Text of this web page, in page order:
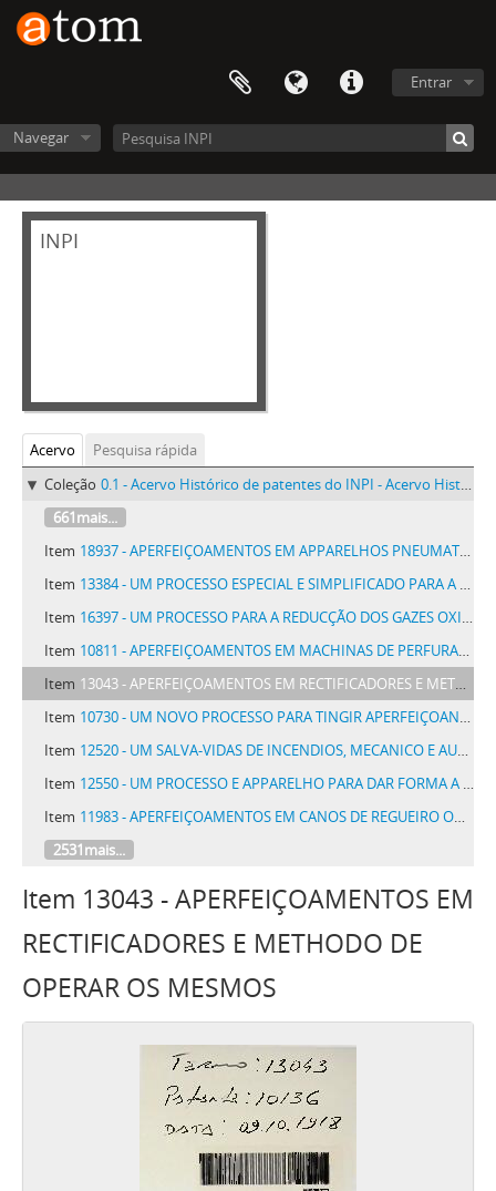
Entrar
Navegar
INPI
Acervo
Pesquisa rápida
Coleção 0.1 - Acervo Histórico de patentes do INPI - Acervo Histórico de patentes do INPI
661mais...
Item 18937 - APERFEIÇOAMENTOS EM APPARELHOS PNEUMATICOS DE EMPOAR, PARA O TOUCADOR
Item 13384 - UM PROCESSO ESPECIAL E SIMPLIFICADO PARA A FABRICAÇÃO DE ESPELHOS PARA DIVERSOS USOS
Item 16397 - UM PROCESSO PARA A REDUCÇÃO DOS GAZES OXIDANTES DOS FORNOS, E FORNOS E INSTALLAÇÕES SIMILARES EM QUE SE EMPREGA O PROCESSO
Item 10811 - APERFEIÇOAMENTOS EM MACHINAS DE PERFURAR CARTÕES E SEMELHANTES
Item 13043 - APERFEIÇOAMENTOS EM RECTIFICADORES E METHODO DE OPERAR OS MESMOS
Item 10730 - UM NOVO PROCESSO PARA TINGIR APERFEIÇOANDO QUAESQUER PELLES
Item 12520 - UM SALVA-VIDAS DE INCENDIOS, MECANICO E AUTOMATICO, APERFEIÇOADO, DENOMINADONOVO APPARELHO HIGGINS
Item 12550 - UM PROCESSO E APPARELHO PARA DAR FORMA A FILAMENTOS PARA LAMPADAS ELECTRICAS DE INCANDESCENCIA
Item 11983 - APERFEIÇOAMENTOS EM CANOS DE REGUEIRO OU TUBOS DE CHAPA DE METAL PARA ESCOADORES, AQUEDUCTOS OU SEMELHANTES
2531mais...
Item 13043 - APERFEIÇOAMENTOS EM
RECTIFICADORES E METHODO DE
OPERAR OS MESMOS